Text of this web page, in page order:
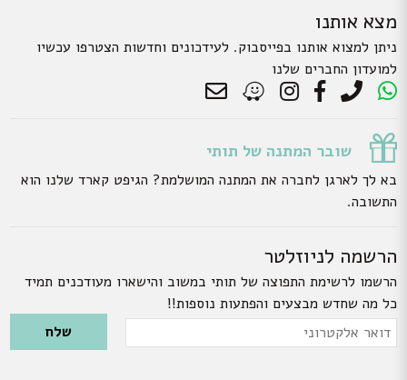
מצא אותנו
ניתן למצוא אותנו בפייסבוק. לעידכונים וחדשות הצטרפו עכשיו
למועדון החברים שלנו
שובר המתנה של תותי
בא לך לארגן לחברה את המתנה המושלמת? הגיפט קארד שלנו הוא
התשובה.
הרשמה לניוזלטר
הרשמו לרשימת התפוצה של תותי במשוב והישארו מעודכנים תמיד
כל מה שחדש מבצעים והפתעות נוספות!!
Please leave this field empty.
דואר